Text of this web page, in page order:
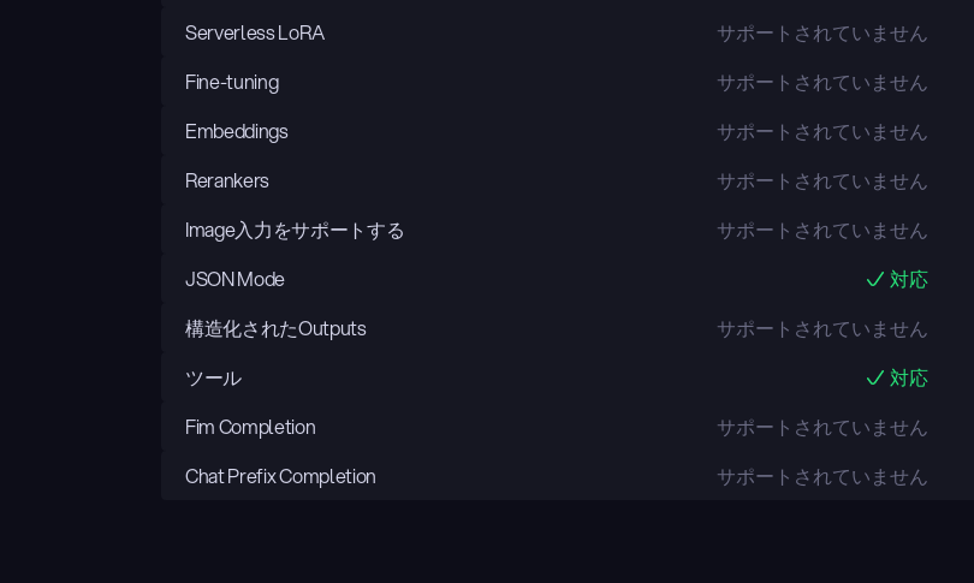
Serverless LoRA
サポートされていません
Fine-tuning
サポートされていません
Embeddings
サポートされていません
Rerankers
サポートされていません
Image入力をサポートする
サポートされていません
JSON Mode
対応
構造化されたOutputs
サポートされていません
ツール
対応
Fim Completion
サポートされていません
Chat Prefix Completion
サポートされていません